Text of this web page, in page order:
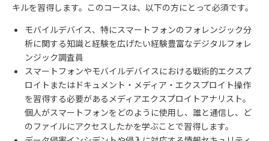
キルを習得します。このコースは、以下の方にとって必須です。
モバイルデバイス、特にスマートフォンのフォレンジック分
析に関する知識と経験を広げたい経験豊富なデジタルフォレ
ンジック調査員
スマートフォンやモバイルデバイスにおける戦術的エクスプ
ロイトまたはドキュメント・メディア・エクスプロイト操作
を習得する必要があるメディアエクスプロイトアナリスト。
個人がスマートフォンをどのように使用し、誰と通信し、ど
のファイルにアクセスしたかを学ぶことで習得します。